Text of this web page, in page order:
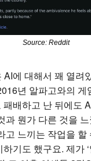
Source: Reddit
에 대해서 꽤 열려
년 알파고와의 게
배하고 난 뒤에도
과 뭔가 다른 것을
고 느끼는 작업을
기도 했구요. 제가